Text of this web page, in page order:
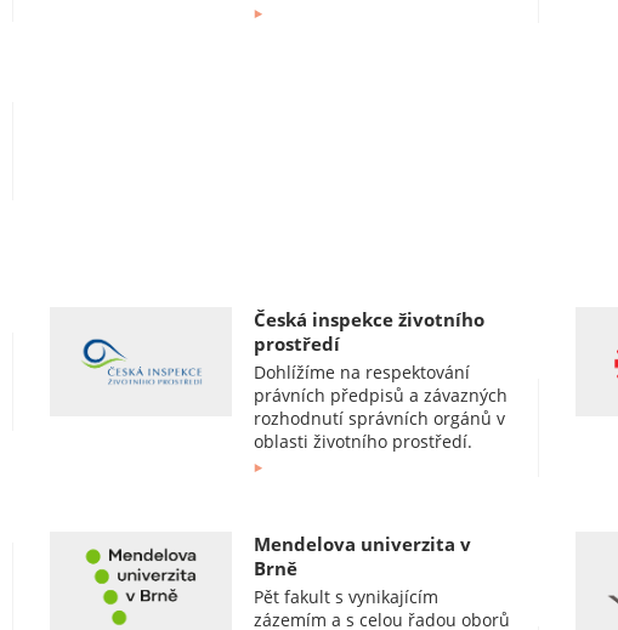
Česká inspekce životního
prostředí
Dohlížíme na respektování
právních předpisů a závazných
rozhodnutí správních orgánů v
oblasti životního prostředí.
Mendelova univerzita v
Brně
Pět fakult s vynikajícím
zázemím a s celou řadou oborů